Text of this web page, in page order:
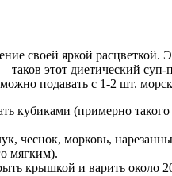
своей яркой расцветкой.
этот диетический
подавать с 1-2 шт.
кубиками (примерно такого
чеснок, морковь,
мягким).
крышкой и варить около